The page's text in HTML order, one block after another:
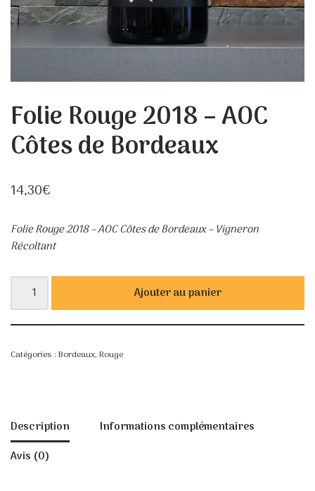
Folie Rouge 2018 – AOC
Côtes de Bordeaux
14,30€
Folie Rouge 2018 – AOC Côtes de Bordeaux – Vigneron
Récoltant
Ajouter au panier
Catégories : Bordeaux, Rouge
Description
Informations complémentaires
Avis (0)